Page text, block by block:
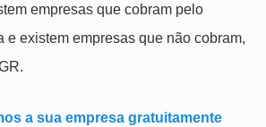
empresas que cobram pelo
e existem empresas que não cobram,
a sua empresa gratuitamente